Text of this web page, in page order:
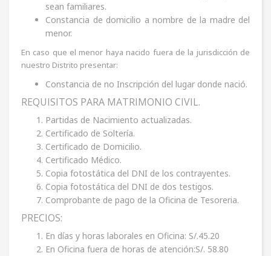
sean familiares.
Constancia de domicilio a nombre de la madre del
menor.
En caso que el menor haya nacido fuera de la jurisdicción de
nuestro Distrito presentar:
Constancia de no Inscripción del lugar donde nació.
REQUISITOS PARA MATRIMONIO CIVIL.
Partidas de Nacimiento actualizadas.
Certificado de Soltería.
Certificado de Domicilio.
Certificado Médico.
Copia fotostática del DNI de los contrayentes.
Copia fotostática del DNI de dos testigos.
Comprobante de pago de la Oficina de Tesoreria.
PRECIOS:
En días y horas laborales en Oficina: S/.45.20
En Oficina fuera de horas de atención:S/. 58.80